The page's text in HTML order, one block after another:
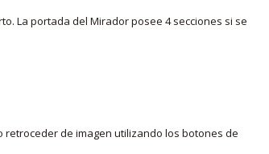
La portada del Mirador posee 4 secciones si se
de imagen utilizando los botones de